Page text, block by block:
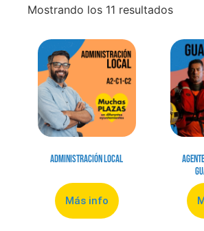
Mostrando los 11 resultados
Administración local
Más info